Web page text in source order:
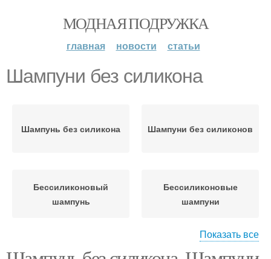
МОДНАЯ ПОДРУЖКА
главная новости статьи
Шампуни без силикона
Шампунь без силикона Шампуни без силиконов
Бессиликоновый
шампунь
Бессиликоновые
шампуни
Показать все